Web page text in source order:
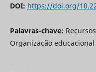
DOI: https://doi.org/
Palavras-chave:
Organização educacional